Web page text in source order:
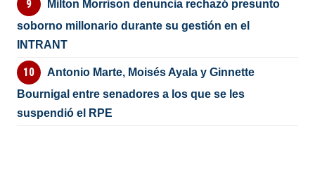
Milton Morrison denuncia rechazó presunto
soborno millonario durante su gestión en el
INTRANT
Antonio Marte, Moisés Ayala y Ginnette
Bournigal entre senadores a los que se les
suspendió el RPE